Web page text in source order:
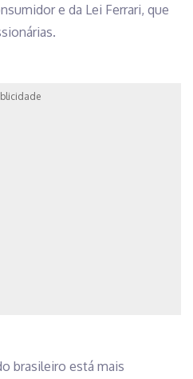
e da Lei Ferrari, que
brasileiro está mais